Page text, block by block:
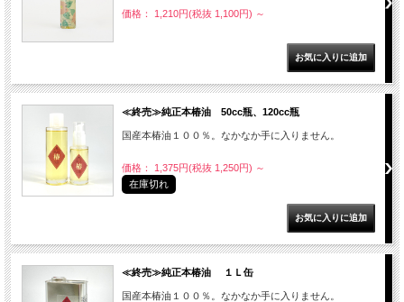
価格： 1,210円(税抜 1,100円) ～
≪終売≫純正本椿油 50cc瓶、120cc瓶
国産本椿油１００％。なかなか手に入りません。
価格： 1,375円(税抜 1,250円) ～
在庫切れ
≪終売≫純正本椿油 １Ｌ缶
国産本椿油１００％。なかなか手に入りません。